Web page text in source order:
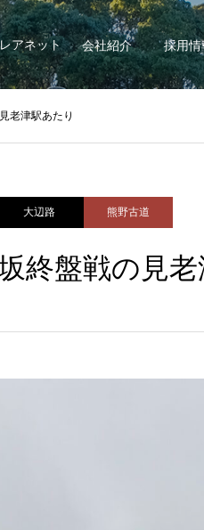
アネット 会社紹介 採用情
老津駅あたり
大辺路 熊野古道
終盤戦の見老